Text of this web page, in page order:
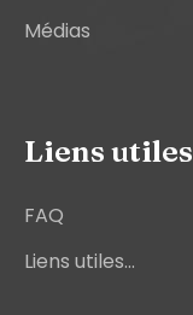
Médias
Liens utiles
FAQ
Liens utiles...